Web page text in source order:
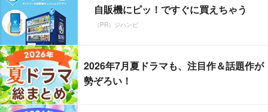
自販機にピッ！ですぐに買えちゃう
（PR）ジハンピ
2026年7月夏ドラマも、注目作＆話題作が
勢ぞろい！